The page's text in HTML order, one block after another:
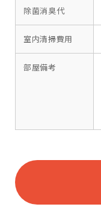
除菌消臭代
室内清掃費用
部屋備考